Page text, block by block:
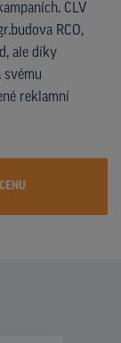
CLV
RCO,
ale díky
svému
reklamní